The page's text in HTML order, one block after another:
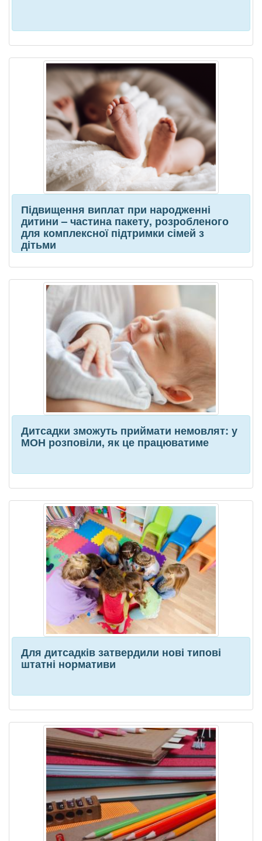
Підвищення виплат при народженні
дитини – частина пакету, розробленого
для комплексної підтримки сімей з
дітьми
Дитсадки зможуть приймати немовлят: у
МОН розповіли, як це працюватиме
Для дитсадків затвердили нові типові
штатні нормативи